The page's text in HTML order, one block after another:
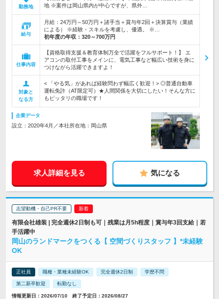
勤務地
地 ※案件は岡山県内が中心ですが、県外…
給与
月給：24万円～50万円＋諸手当＋賞与年2回＋決算賞与（業績
による） ※経験・スキルを考慮し、優遇。 ※…
初年度の年収： 320～700万円
仕事内容
【資格取得支援＆教育体制万全で活躍をフルサポート！】 エ
アコンの取付工事をメインに、電気工事など幅広い技術を身に
つけながら活躍できますよ！
対象と
なる方
< 「やる気」があれば経験問わず幅広く歓迎！> ◎普通自動車
運転免許（AT限定可）★人間関係を大切にしたい！そんな方に
もピッタリの職場です！
企業データ
設立：2020年4月／本社所在地：岡山県
求人詳細を見る 気になる
志望動機・自己PR不要
有限会社雄装 | 完全週休2日制も可｜残業は月5h程度｜賞与年3回支給｜若
手活躍中
岡山のランドマークをつくる【 空間づくりスタッフ 】*未経験
OK
正社員 職種・業種未経験OK 完全週休2日制 学歴不問
第二新卒歓迎 転勤なし
情報更新日：2026/07/10 終了予定日：2026/08/27